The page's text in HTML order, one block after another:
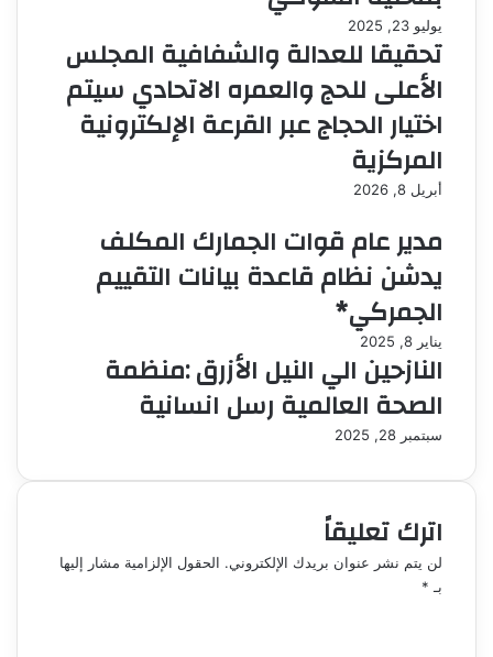
ك
و
ا
يوليو 23, 2025
تحقيقا للعدالة والشفافية المجلس
الأعلى للحج والعمره الاتحادي سيتم
اختيار الحجاج عبر القرعة الإلكترونية
المركزية
أبريل 8, 2026
مدير عام قوات الجمارك المكلف
يدشن نظام قاعدة بيانات التقييم
الجمركي*
يناير 8, 2025
النازحين الي النيل الأزرق :منظمة
الصحة العالمية رسل انسانية
سبتمبر 28, 2025
اترك تعليقاً
لن يتم نشر عنوان بريدك الإلكتروني. الحقول الإلزامية مشار إليها
بـ *